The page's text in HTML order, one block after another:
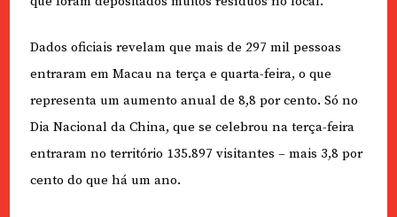
Dados oficiais revelam que mais de 297 mil pessoas
entraram em Macau na terça e quarta-feira, o que
representa um aumento anual de 8,8 por cento. Só no
Dia Nacional da China, que se celebrou na terça-feira
entraram no território 135.897 visitantes – mais 3,8 por
cento do que há um ano.